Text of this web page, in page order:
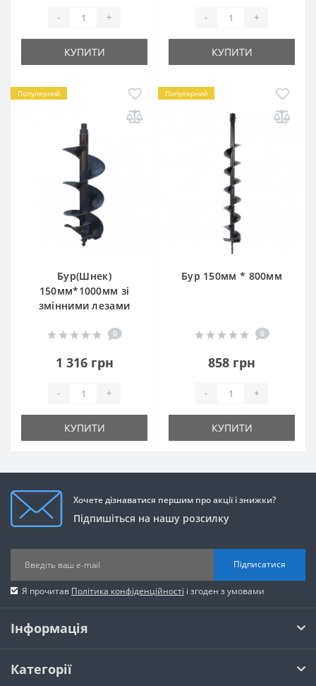
- +
КУПИТИ
- +
КУПИТИ
Популярний
Бур(Шнек)
150мм*1000мм зі
змінними лезами
0
1 316 грн
- +
КУПИТИ
Популярний
Бур 150мм * 800мм
0
858 грн
- +
КУПИТИ
Хочете дізнаватися першим про акції і знижки?
Підпишіться на нашу розсилку
Підписатися
Я прочитав Політика конфіденційності і згоден з умовами
Інформація
Категорії